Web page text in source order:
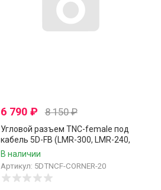
6 790₽ 8 150₽
Угловой разъем TNC-female под
кабель 5D-FB (LMR-300, LMR-240,
RG-8X), 50 Ом, обжимной под
пайку, 20 шт.
В наличии
Артикул: 5DTNCF-CORNER-20